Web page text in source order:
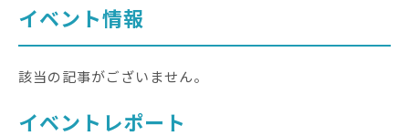
イベント情報
該当の記事がございません。
イベントレポート